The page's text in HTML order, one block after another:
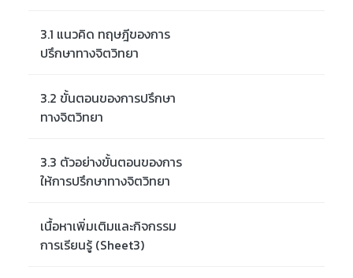
3.1 แนวคิด ทฤษฎีของการ
ปรึกษาทางจิตวิทยา
3.2 ขั้นตอนของการปรึกษา
ทางจิตวิทยา
3.3 ตัวอย่างขั้นตอนของการ
ให้การปรึกษาทางจิตวิทยา
เนื้อหาเพิ่มเติมและกิจกรรม
การเรียนรู้ (Sheet3)